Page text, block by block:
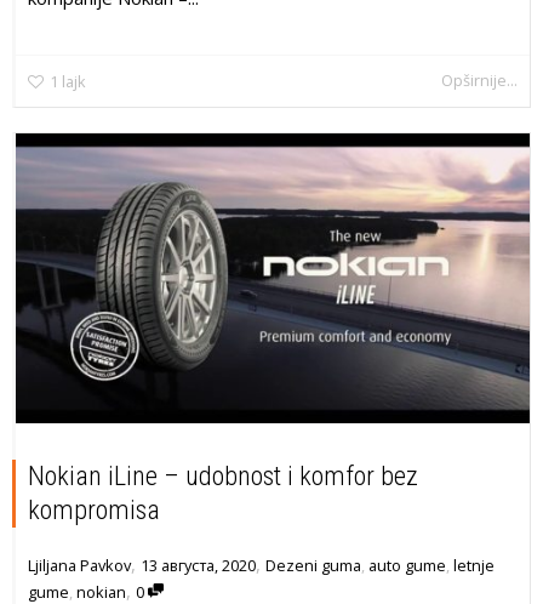
1 lajk Opširnije...
Nokian iLine – udobnost i komfor bez
kompromisa
Ljiljana Pavkov, 13 августа, 2020, Dezeni guma auto gume letnje
gume nokian, 0